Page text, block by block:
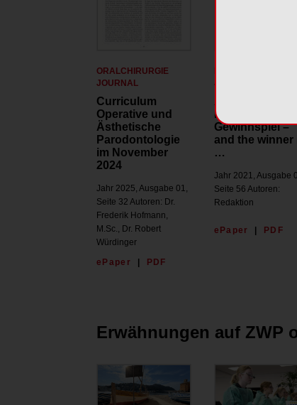
ORALCHIRURGIE
JOURNAL
Curriculum
Operative und
Ästhetische
Parodontologie
im November
2024
Jahr 2025, Ausgabe 01,
Seite 32 Autoren: Dr.
Frederik Hofmann,
M.Sc., Dr. Robert
Würdinger
ePaper
PDF
JOURNAL
Reality
Gewinnspiel –
and the winner
…
Jahr 2021, Ausgabe
Seite 56 Autoren:
Redaktion
ePaper PDF
Erwähnungen auf ZWP